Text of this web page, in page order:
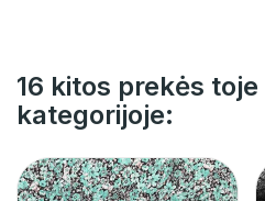
16 kitos prekės
kategorijoje: